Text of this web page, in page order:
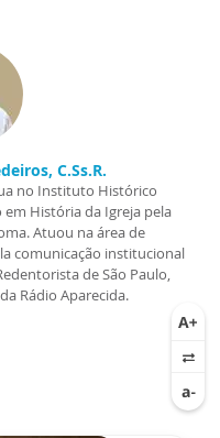
C.Ss.R.
no Instituto Histórico
História da Igreja pela
Atuou na área de
comunicação institucional
de São Paulo,
Rádio Aparecida.